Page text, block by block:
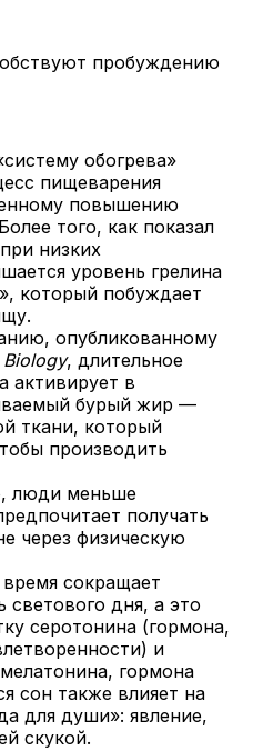
пробуждению
обогрева»
пищеварения
повышению
того, как показал
низких
уровень грелина
который побуждает
опубликованному
, длительное
активирует в
бурый жир —
ткани, который
производить
люди меньше
получать
через физическую
сокращает
светового дня, а это
серотонина (гормона,
и
гормона
сон также влияет на
для души»: явление,
скукой.